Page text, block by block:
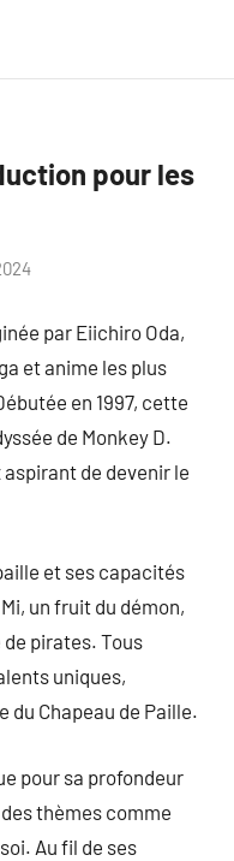
pour les
par Eiichiro Oda,
et anime les plus
en 1997, cette
de Monkey D.
de devenir le
et ses capacités
un fruit du démon,
pirates. Tous
uniques,
du Chapeau de Paille.
pour sa profondeur
thèmes comme
Au fil de ses